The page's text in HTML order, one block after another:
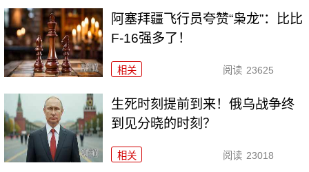
阿塞拜疆飞行员夸赞“枭龙”：比比
F-16强多了！
相关 阅读 23625
生死时刻提前到来！俄乌战争终
到见分晓的时刻？
相关 阅读 23018